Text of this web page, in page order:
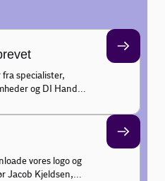
specialister,
og DI Handel
din faglige profil
vores logo og
Jacob Kjeldsen,